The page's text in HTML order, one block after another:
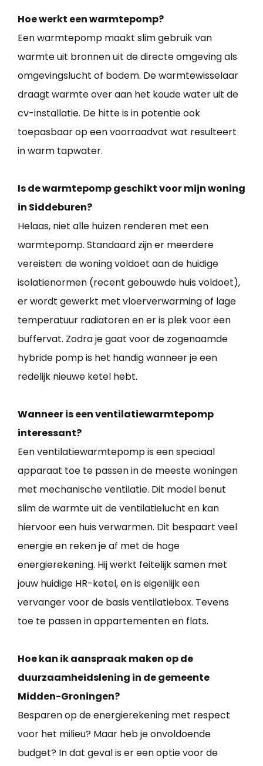
Hoe werkt een warmtepomp?
Een warmtepomp maakt slim gebruik van
warmte uit bronnen uit de directe omgeving als
omgevingslucht of bodem. De warmtewisselaar
draagt warmte over aan het koude water uit de
cv-installatie. De hitte is in potentie ook
toepasbaar op een voorraadvat wat resulteert
in warm tapwater.
Is de warmtepomp geschikt voor mijn woning
in Siddeburen?
Helaas, niet alle huizen renderen met een
warmtepomp. Standaard zijn er meerdere
vereisten: de woning voldoet aan de huidige
isolatienormen (recent gebouwde huis voldoet),
er wordt gewerkt met vloerverwarming of lage
temperatuur radiatoren en er is plek voor een
buffervat. Zodra je gaat voor de zogenaamde
hybride pomp is het handig wanneer je een
redelijk nieuwe ketel hebt.
Wanneer is een ventilatiewarmtepomp
interessant?
Een ventilatiewarmtepomp is een speciaal
apparaat toe te passen in de meeste woningen
met mechanische ventilatie. Dit model benut
slim de warmte uit de ventilatielucht en kan
hiervoor een huis verwarmen. Dit bespaart veel
energie en reken je af met de hoge
energierekening. Hij werkt feitelijk samen met
jouw huidige HR-ketel, en is eigenlijk een
vervanger voor de basis ventilatiebox. Tevens
toe te passen in appartementen en flats.
Hoe kan ik aanspraak maken op de
duurzaamheidslening in de gemeente
Midden-Groningen?
Besparen op de energierekening met respect
voor het milieu? Maar heb je onvoldoende
budget? In dat geval is er een optie voor de